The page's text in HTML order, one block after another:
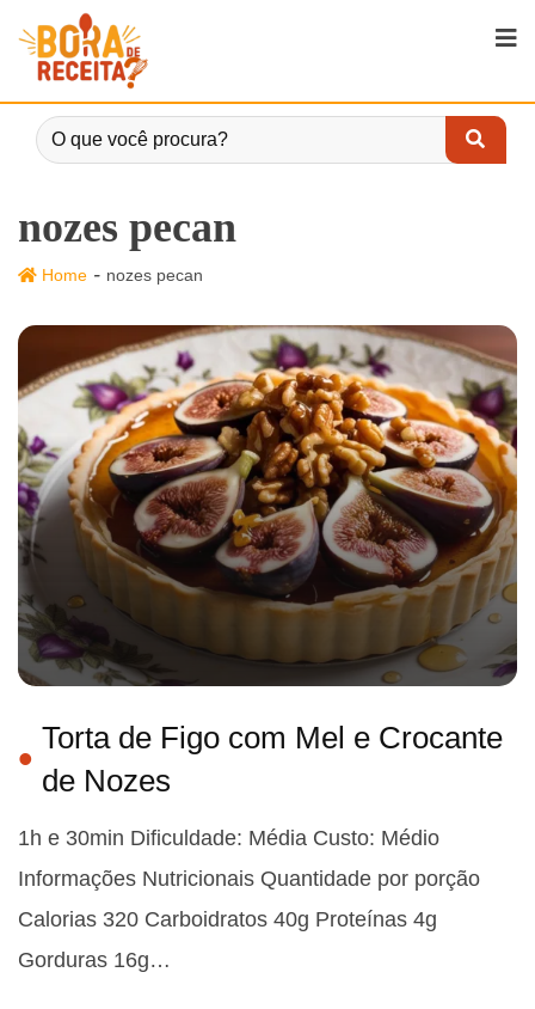
nozes pecan
Home - nozes pecan
Torta de Figo com Mel e Crocante
de Nozes
1h e 30min Dificuldade: Média Custo: Médio
Informações Nutricionais Quantidade por porção
Calorias 320 Carboidratos 40g Proteínas 4g
Gorduras 16g…